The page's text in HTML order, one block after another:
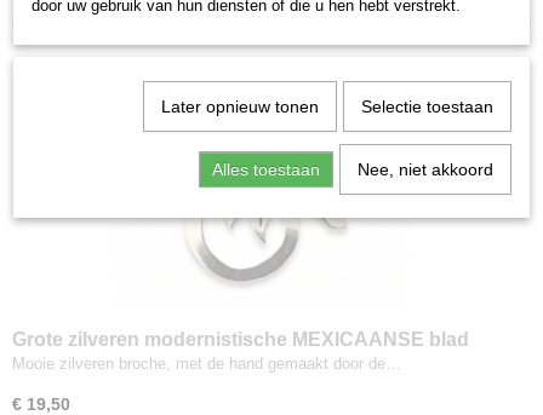
Nieuw
Grote zilveren modernistische MEXICAANSE blad
broche
Mooie zilveren broche, met de hand gemaakt door de…
€ 19,50
door uw gebruik van hun diensten of die u hen hebt verstrekt.
Later opnieuw tonen Selectie toestaan
Alles toestaan Nee, niet akkoord